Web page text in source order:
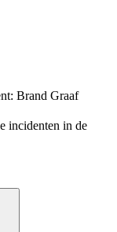
Brand Graaf
incidenten in de